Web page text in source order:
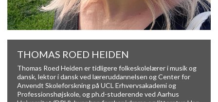
THOMAS ROED HEIDEN
Thomas Roed Heiden er tidligere folkeskolelærer i musik og
dansk, lektor i dansk ved læreruddannelsen og Center for
Anvendt Skoleforskning på UCL Erhvervsakademi og
Professionshøjskole, og ph.d-studerende ved Aarhus